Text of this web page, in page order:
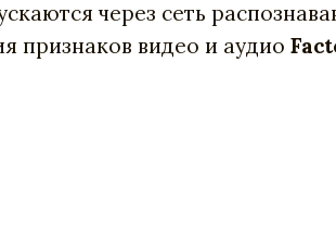
через сеть
признаков видео и аудио